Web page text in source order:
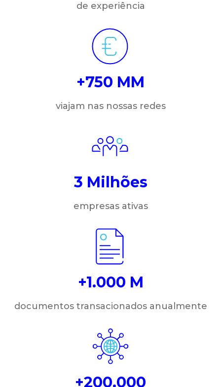
de experiência
+750 MM
viajam nas nossas redes
3 Milhões
empresas ativas
+1.000 M
documentos transacionados anualmente
+200.000